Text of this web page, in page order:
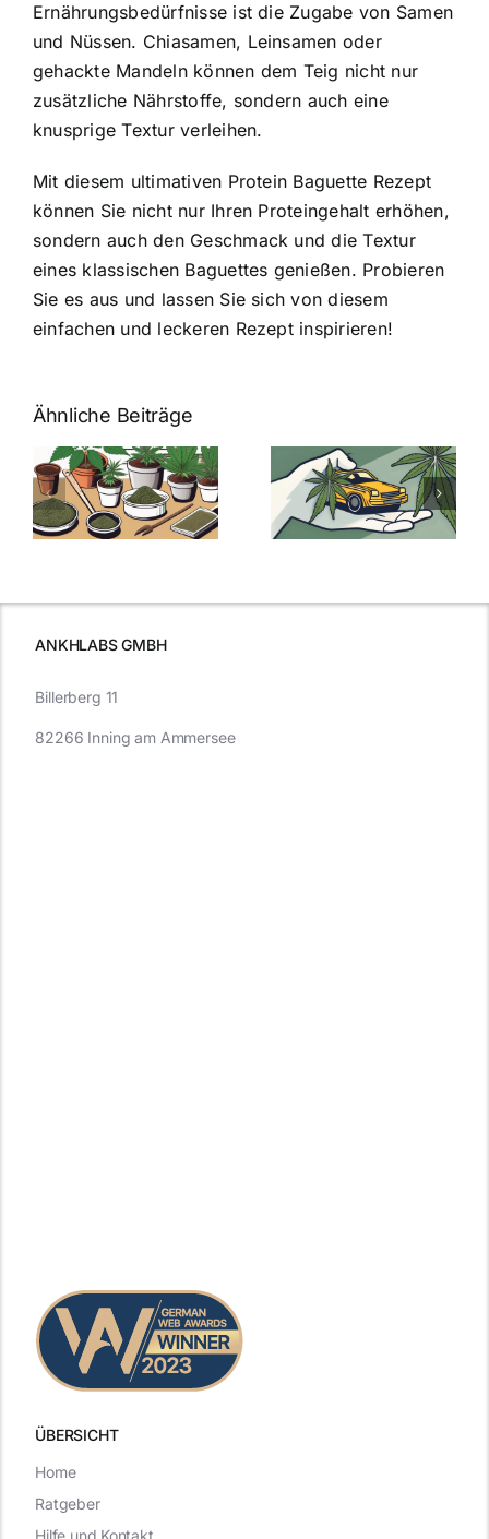
Ernährungsbedürfnisse ist die Zugabe von Samen
und Nüssen. Chiasamen, Leinsamen oder
gehackte Mandeln können dem Teig nicht nur
zusätzliche Nährstoffe, sondern auch eine
knusprige Textur verleihen.
Mit diesem ultimativen Protein Baguette Rezept
können Sie nicht nur Ihren Proteingehalt erhöhen,
sondern auch den Geschmack und die Textur
eines klassischen Baguettes genießen. Probieren
Sie es aus und lassen Sie sich von diesem
einfachen und leckeren Rezept inspirieren!
Ähnliche Beiträge
Neue THC-
Grenzwert-
Regelung:
Was Sie über
Cannabis und
müssen
Cannabis
Samen
kaufen: Alles
was Sie
ANKHLABS GMBH
ÜBERSICHT
Billerberg 11
82266 Inning am Ammersee
Home
Ratgeber